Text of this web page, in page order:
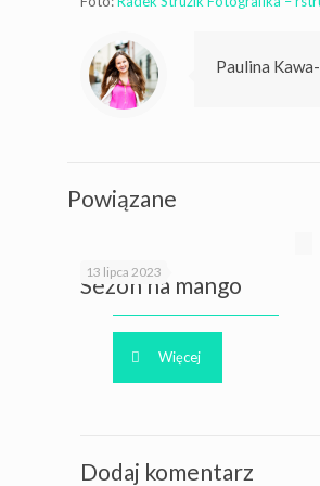
Paulina
Powiązane
13 lipca 2023
Sezon na mango
Więcej
Dodaj komentarz